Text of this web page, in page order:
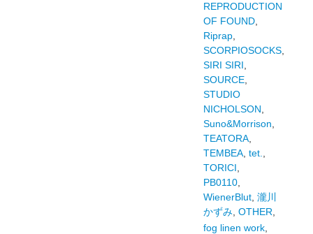
REPRODUCTION
OF FOUND,
Riprap,
SCORPIOSOCKS,
SIRI SIRI
SOURCE,
STUDIO
NICHOLSON
Suno&Morrison
TEATORA,
TEMBEA, tet.
TORICI
PB0110,
WienerBlut, 瀧川
かずみ, OTHER
fog linen work,